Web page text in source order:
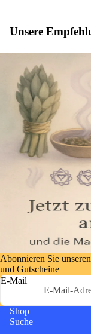
Unsere
Abonnieren Sie
und Gutscheine
E-Mail
Shop
Suche